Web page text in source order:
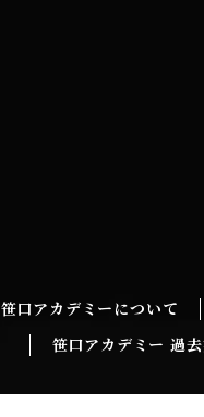
笹口アカデミーについて
笹口アカデミー 過